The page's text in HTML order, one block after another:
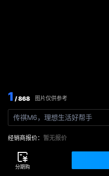
1 / 868 图片仅供参考
传祺M6，理想生活好帮手
经销商报价： 暂无报价